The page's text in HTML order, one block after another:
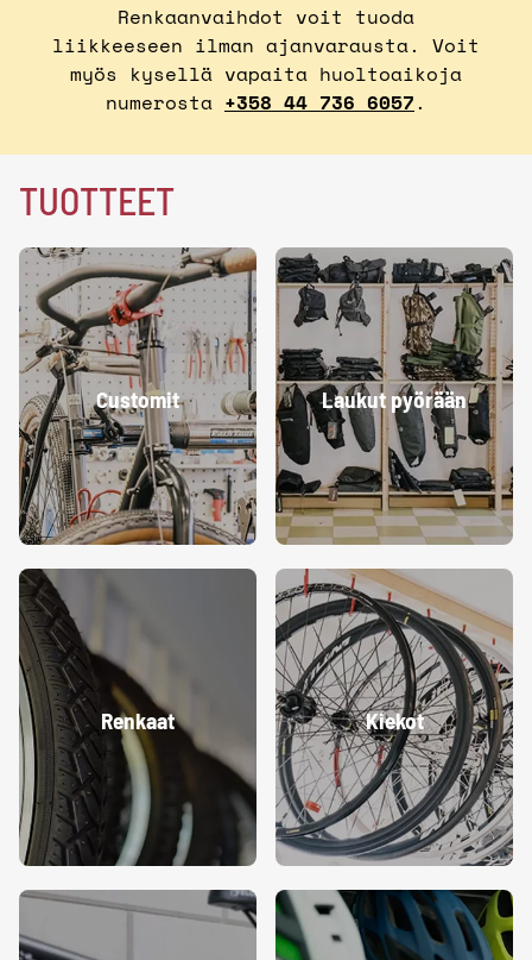
Renkaanvaihdot voit tuoda
liikkeeseen ilman ajanvarausta. Voit
myös kysellä vapaita huoltoaikoja
numerosta +358 44 736 6057.
TUOTTEET
Customit Laukut pyörään
Renkaat Kiekot